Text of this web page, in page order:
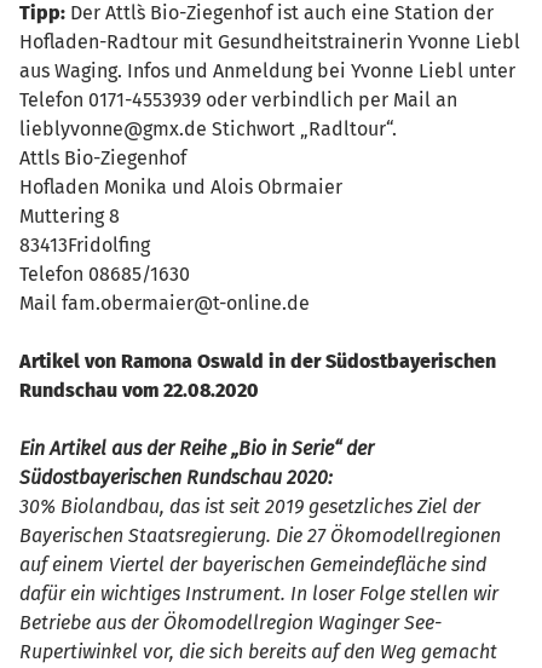
Tipp: Der Attl`s Bio-Ziegenhof ist auch eine Station der
Hofladen-Radtour mit Gesundheitstrainerin Yvonne Liebl
aus Waging. Infos und Anmeldung bei Yvonne Liebl unter
Telefon 0171-4553939 oder verbindlich per Mail an
lieblyvonne@gmx.de Stichwort „Radltour“.
Attls Bio-Ziegenhof
Hofladen Monika und Alois Obrmaier
Muttering 8
83413Fridolfing
Telefon 08685/1630
Mail fam.obermaier@t-online.de
Artikel von Ramona Oswald in der Südostbayerischen
Rundschau vom 22.08.2020
Ein Artikel aus der Reihe „Bio in Serie“ der
Südostbayerischen Rundschau 2020:
30% Biolandbau, das ist seit 2019 gesetzliches Ziel der
Bayerischen Staatsregierung. Die 27 Ökomodellregionen
auf einem Viertel der bayerischen Gemeindefläche sind
dafür ein wichtiges Instrument. In loser Folge stellen wir
Betriebe aus der Ökomodellregion Waginger See-
Rupertiwinkel vor, die sich bereits auf den Weg gemacht